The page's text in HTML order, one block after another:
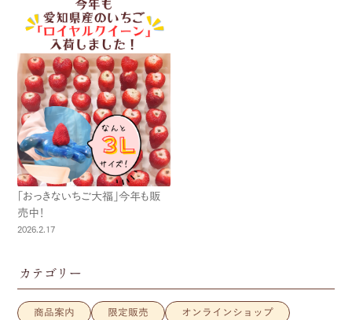
「おっきないちご大福」今年も販
売中！
2026.2.17
カテゴリー
商品案内 限定販売 オンラインショップ